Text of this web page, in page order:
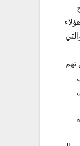
تهم